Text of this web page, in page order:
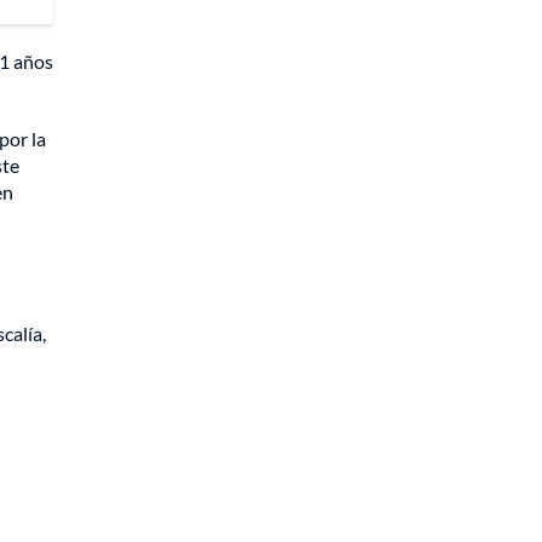
años
por la